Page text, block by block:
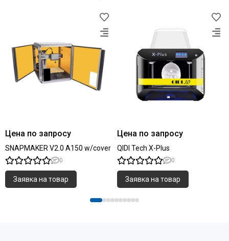
Цена по запросу
SNAPMAKER V2.0 A150 w/cover
0
Заявка на товар
Цена по запросу
QIDI Tech X-Plus
0
Заявка на товар